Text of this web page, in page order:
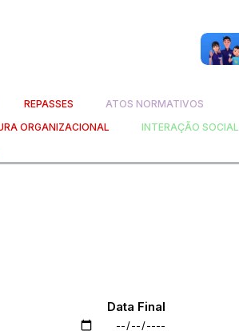
REPASSES
ATOS NORMATIVOS
ORGANIZACIONAL
INTERAÇÃO SOCIAL
Data Final